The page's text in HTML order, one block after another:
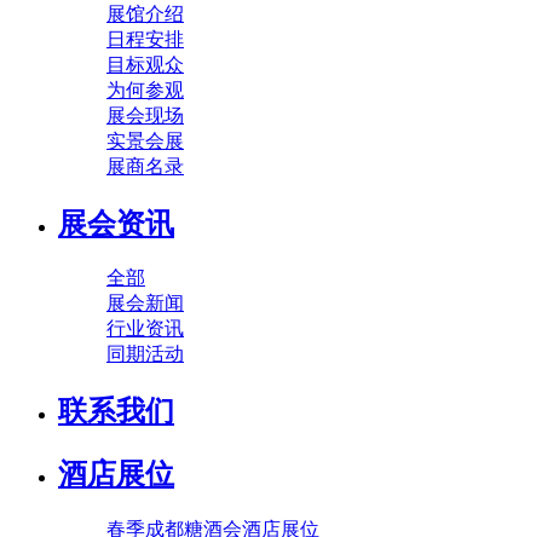
展馆介绍
日程安排
目标观众
为何参观
展会现场
实景会展
展商名录
展会资讯
全部
展会新闻
行业资讯
同期活动
联系我们
酒店展位
春季成都糖酒会酒店展位